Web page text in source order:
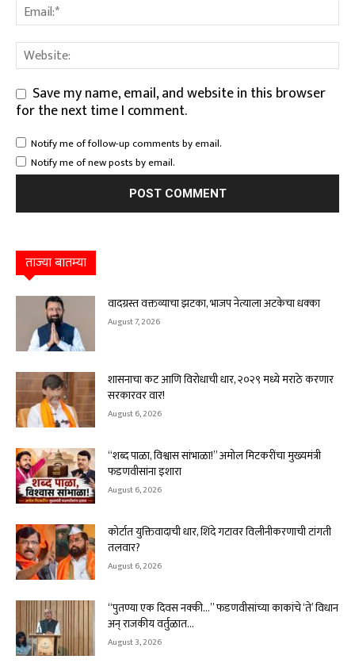
Save my name, email, and website in this browser
for the next time I comment.
Notify me of follow-up comments by email.
Notify me of new posts by email.
ताज्या बातम्या
वादग्रस्त वक्तव्याचा झटका, भाजप नेत्याला अटकेचा धक्का
August 7, 2026
शासनाचा कट आणि विरोधाची धार, २०२९ मध्ये मराठे करणार
सरकारवर वार!
August 6, 2026
“शब्द पाळा, विश्वास सांभाळा!” अमोल मिटकरींचा मुख्यमंत्री
फडणवीसांना इशारा
August 6, 2026
कोर्टात युक्तिवादाची धार, शिंदे गटावर विलीनीकरणाची टांगती
तलवार?
August 6, 2026
“पुतण्या एक दिवस नक्की…” फडणवीसांच्या काकांचे ‘ते’ विधान
अन् राजकीय वर्तुळात...
August 3, 2026